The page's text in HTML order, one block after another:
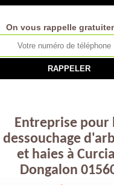
On vous rappelle
Entreprise pour
dessouchage
et haies à
Dongalon